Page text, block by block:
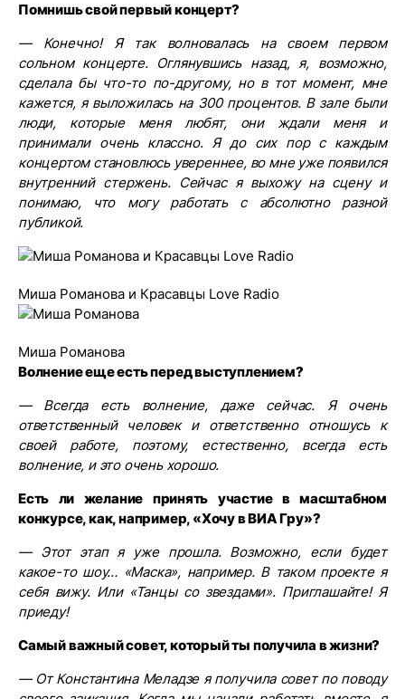
Помнишь свой первый концерт?
— Конечно! Я так волновалась на своем первом
сольном концерте. Оглянувшись назад, я, возможно,
сделала бы что-то по-другому, но в тот момент, мне
кажется, я выложилась на 300 процентов. В зале были
люди, которые меня любят, они ждали меня и
принимали очень классно. Я до сих пор с каждым
концертом становлюсь увереннее, во мне уже появился
внутренний стержень. Сейчас я выхожу на сцену и
понимаю, что могу работать с абсолютно разной
публикой.
Миша Романова и Красавцы Love Radio
Миша Романова
Волнение еще есть перед выступлением?
— Всегда есть волнение, даже сейчас. Я очень
ответственный человек и ответственно отношусь к
своей работе, поэтому, естественно, всегда есть
волнение, и это очень хорошо.
Есть ли желание принять участие в масштабном
конкурсе, как, например, «Хочу в ВИА Гру»?
— Этот этап я уже прошла. Возможно, если будет
какое-то шоу… «Маска», например. В таком проекте я
себя вижу. Или «Танцы со звездами». Приглашайте! Я
приеду!
Самый важный совет, который ты получила в жизни?
— От Константина Меладзе я получила совет по поводу